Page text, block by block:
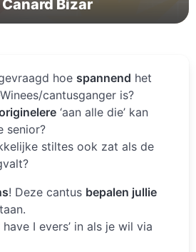
Bizar
hoe spannend het
cantusganger is?
‘aan alle die’ kan
senior?
stiltes ook zat als de
! Deze cantus bepalen jullie
I evers’ in als je wil via